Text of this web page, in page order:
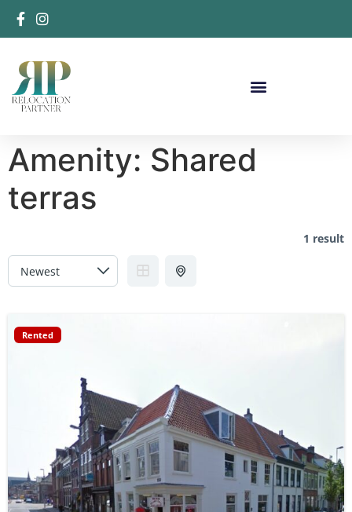
Amenity: Shared
terras
1 result
Rented